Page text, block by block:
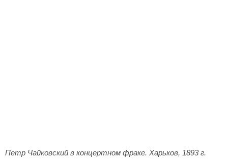
Петр Чайковский в концертном фраке. Харьков, 1893 г.